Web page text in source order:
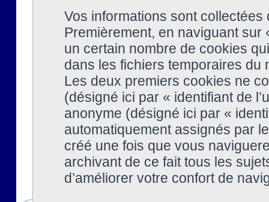
Vos informations sont
Premièrement, en naviguant
un certain nombre de cookies
dans les fichiers temporaires du
Les deux premiers cookies ne
(désigné ici par « identifiant de
anonyme (désigné ici par «
automatiquement assignés par
créé une fois que vous
archivant de ce fait tous les
d’améliorer votre confort de